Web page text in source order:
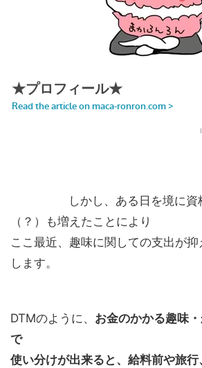
しかし、ある日を境に
（？）も増えたことにより
ここ最近、趣味に関しての支出が
します。
DTMのように、 お金のかかる趣味
で
使い分けが出来ると、給料前や旅